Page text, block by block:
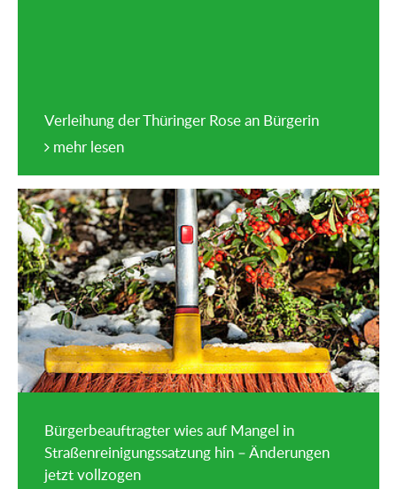
Verleihung der Thüringer Rose an Bürgerin
mehr lesen
Bürgerbeauftragter wies auf Mangel in
Straßenreinigungssatzung hin – Änderungen
jetzt vollzogen